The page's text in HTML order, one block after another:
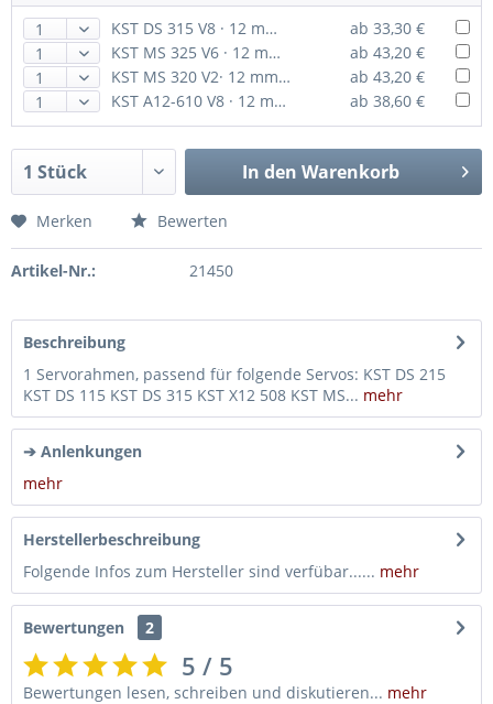
KST DS 315 V8 · 12 mm digitales HV-Servo bis 48 Ncm
ab 33,30 €
KST MS 325 V6 · 12 mm digitales HV-Servo bis 52 Ncm
ab 43,20 €
KST MS 320 V2· 12 mm digitales Micro HV-Servo bis 55 Ncm
ab 43,20 €
KST A12-610 V8 · 12 mm digitales HV-Servo bis 90 Ncm
ab 38,60 €
In den Warenkorb
Merken Bewerten
Artikel-Nr.: 21450
Beschreibung
1 Servorahmen, passend für folgende Servos: KST DS 215
KST DS 115 KST DS 315 KST X12 508 KST MS... mehr
➔ Anlenkungen
mehr
Herstellerbeschreibung
Folgende Infos zum Hersteller sind verfübar...... mehr
Bewertungen 2
5 / 5
Bewertungen lesen, schreiben und diskutieren... mehr